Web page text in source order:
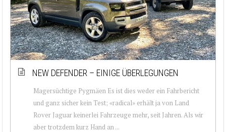
NEW DEFENDER – EINIGE ÜBERLEGUNGEN
Magersüchtige Pygmäen Es ist dies weder ein Fahrbericht
und ganz sicher kein Test; «radical» erhält ja von Land
Rover Jaguar keinerlei Fahrzeuge mehr, seit Jahren. Als wir
aber trotzdem kurz Hand an ...